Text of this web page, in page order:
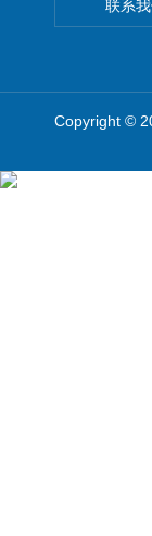
联系
Copyright ©